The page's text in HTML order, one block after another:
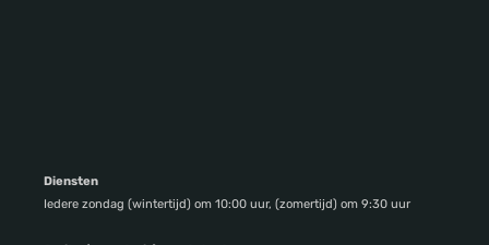
Diensten
Iedere zondag (wintertijd) om 10:00 uur, (zomertijd) om 9:30 uur